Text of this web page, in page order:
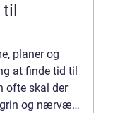
planer og
at finde tid til
ofte skal der
og nærvær.